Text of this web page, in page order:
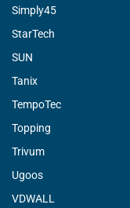
Simply45
StarTech
SUN
Tanix
TempoTec
Topping
Trivum
Ugoos
VDWALL